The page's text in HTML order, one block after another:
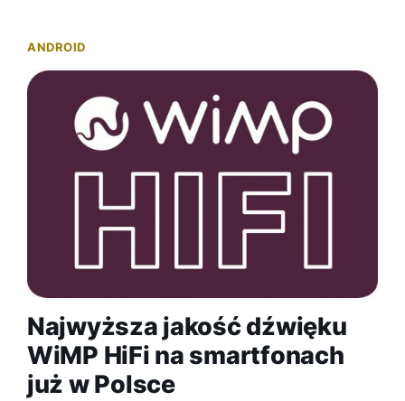
ANDROID
Najwyższa jakość dźwięku
WiMP HiFi na smartfonach
już w Polsce